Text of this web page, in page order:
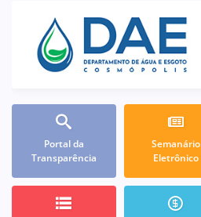
Portal da
Transparência
Semanário
Eletrônico